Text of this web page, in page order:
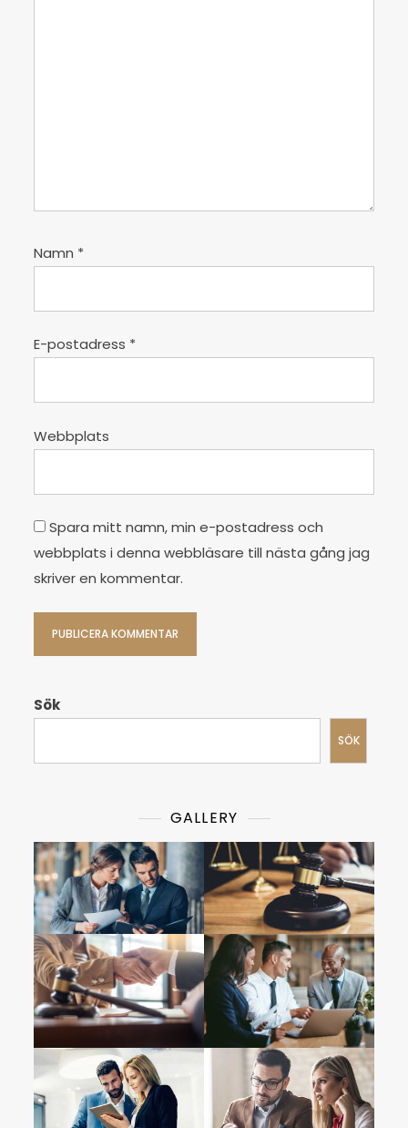
Namn *
E-postadress *
Webbplats
Spara mitt namn, min e-postadress och
webbplats i denna webbläsare till nästa gång jag
skriver en kommentar.
Sök
SÖK
GALLERY